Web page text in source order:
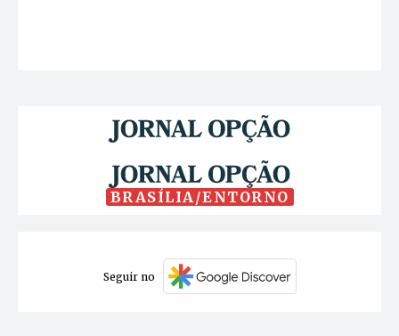
BRASÍLIA/ENTORNO
Seguir no